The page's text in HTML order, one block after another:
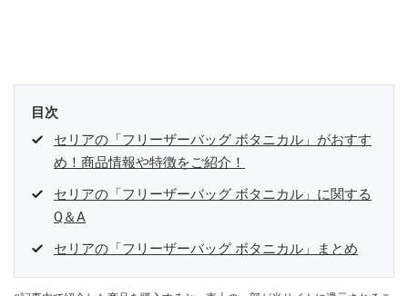
目次
セリアの「フリーザーバッグ ボタニカル」がおすす
め！商品情報や特徴をご紹介！
セリアの「フリーザーバッグ ボタニカル」に関する
Q＆A
セリアの「フリーザーバッグ ボタニカル」まとめ